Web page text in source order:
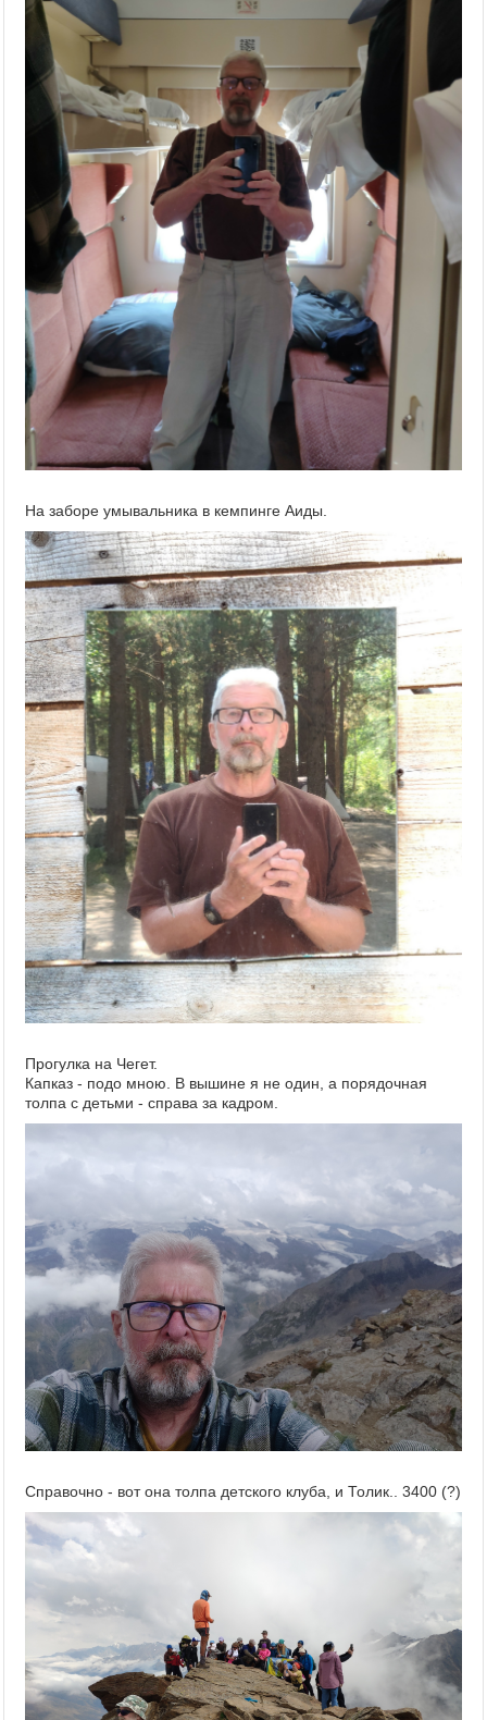
На заборе умывальника в кемпинге Аиды.
Прогулка на Чегет.
Капказ - подо мною. В вышине я не один, а порядочная
толпа с детьми - справа за кадром.
Справочно - вот она толпа детского клуба, и Толик.. 3400 (?)